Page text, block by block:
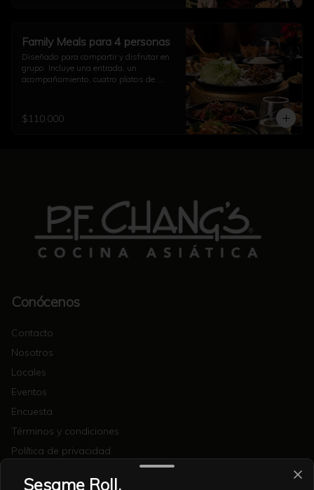
Family Meals para 4 personas
Diseñado para compartir y disfrutar en
grupo. Incluye una entrada, un
acompañamiento, cuatro platos de
asiático. Ideal para una comida
completa con familia y amigos (imagen
$110.000
Conócenos
Contacto
Nosotros
Locales
Eventos
Encuesta
Términos y condiciones
Política de privacidad
Redes sociales
Sesame Roll.